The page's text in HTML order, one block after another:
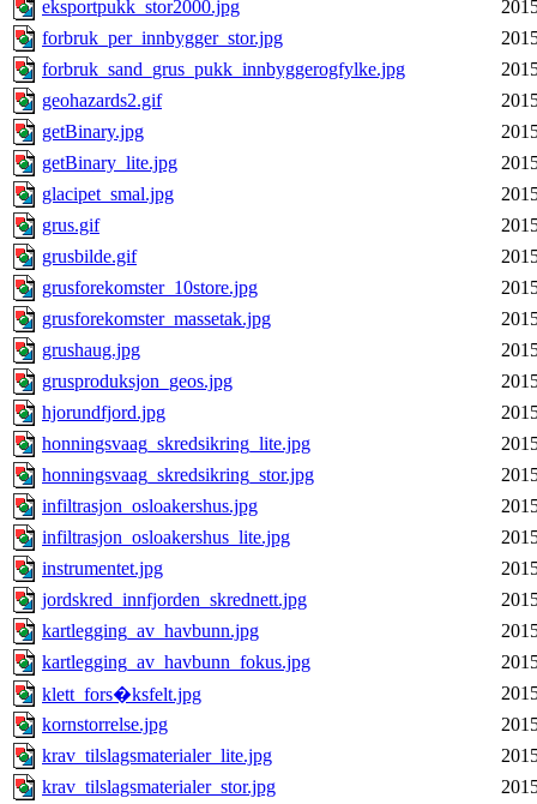
eksportpukk_stor2000.jpg
forbruk_per_innbygger_stor.jpg
forbruk_sand_grus_pukk_innbyggerogfylke.jpg
geohazards2.gif
getBinary.jpg
getBinary_lite.jpg
glacipet_smal.jpg
grus.gif
grusbilde.gif
grusforekomster_10store.jpg
grusforekomster_massetak.jpg
grushaug.jpg
grusproduksjon_geos.jpg
hjorundfjord.jpg
honningsvaag_skredsikring_lite.jpg
honningsvaag_skredsikring_stor.jpg
infiltrasjon_osloakershus.jpg
infiltrasjon_osloakershus_lite.jpg
instrumentet.jpg
jordskred_innfjorden_skrednett.jpg
kartlegging_av_havbunn.jpg
kartlegging_av_havbunn_fokus.jpg
klett_fors�ksfelt.jpg
kornstorrelse.jpg
krav_tilslagsmaterialer_lite.jpg
krav_tilslagsmaterialer_stor.jpg